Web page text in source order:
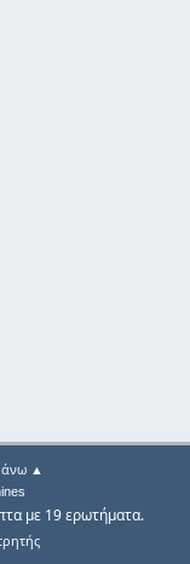
▲
με 19 ερωτήματα.